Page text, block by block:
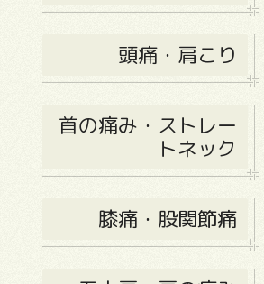
頭痛・肩こり
首の痛み・ストレー
トネック
膝痛・股関節痛